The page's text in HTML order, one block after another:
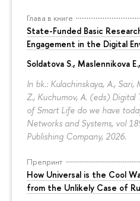
Глава в книге
State-Funded Basic
Engagement in the Digital
Soldatova S., Maslennikova E.,
In bk.: Kulachinskaya, A., Sari,
Z., Kuchumov, A. (eds)
of Smart Life do we have
Networks and Systems, vol
Publishing Company, 2026.
Препринт
How Universal is the Cool
from the Unlikely Case of